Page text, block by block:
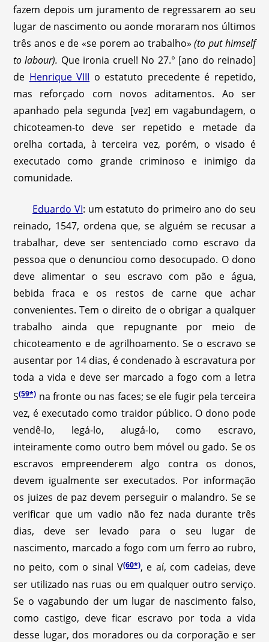
fazem depois um juramento de regressarem ao seu
lugar de nascimento ou aonde moraram nos últimos
três anos e de «se porem ao trabalho»(to put himself
to labour). Que ironia cruel! No 27.° [ano do reinado]
de Henrique VIII o estatuto precedente é repetido,
mas reforçado com novos aditamentos. Ao ser
apanhado pela segunda [vez] em vagabundagem, o
chicoteamen-to deve ser repetido e metade da
orelha cortada, à terceira vez, porém, o visado é
executado como grande criminoso e inimigo da
comunidade.
Eduardo VI: um estatuto do primeiro ano do seu
reinado, 1547, ordena que, se alguém se recusar a
trabalhar, deve ser sentenciado como escravo da
pessoa que o denunciou como desocupado. O dono
deve alimentar o seu escravo com pão e água,
bebida fraca e os restos de carne que achar
convenientes. Tem o direito de o obrigar a qualquer
trabalho ainda que repugnante por meio de
chicoteamento e de agrilhoamento. Se o escravo se
ausentar por 14 dias, é condenado à escravatura por
toda a vida e deve ser marcado a fogo com a letra
S(59*) na fronte ou nas faces; se ele fugir pela terceira
vez, é executado como traidor público. O dono pode
vendê-lo, legá-lo, alugá-lo, como escravo,
inteiramente como outro bem móvel ou gado. Se os
escravos empreenderem algo contra os donos,
devem igualmente ser executados. Por informação
os juizes de paz devem perseguir o malandro. Se se
verificar que um vadio não fez nada durante três
dias, deve ser levado para o seu lugar de
nascimento, marcado a fogo com um ferro ao rubro,
no peito, com o sinal V(60*), e aí, com cadeias, deve
ser utilizado nas ruas ou em qualquer outro serviço.
Se o vagabundo der um lugar de nascimento falso,
como castigo, deve ficar escravo por toda a vida
desse lugar, dos moradores ou da corporação e ser